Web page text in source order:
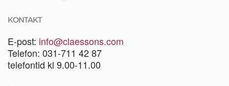
KONTAKT
E-post: info@claessons.com
Telefon: 031-711 42 87
telefontid kl 9.00-11.00